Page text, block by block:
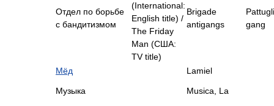
Отдел по борьбе
с бандитизмом
(International:
English title) /
The Friday
Man (США:
TV title)
Brigade
antigangs
gang
Мёд Lamiel
Музыка Musica, La